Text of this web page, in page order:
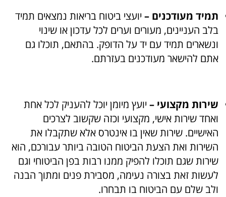
תמיד מעודכנים – יועצי ביטוח בריאות נמצאים תמיד
בלב העניינים, מעורים וערים לכל עדכון או שינוי
ונשארים תמיד עם יד על הדופק. בהתאם, תוכלו גם
אתם להישאר מעודכנים בעזרתם.
שירות מקצועי – יועץ מיומן יוכל להעניק לכל אחת
ואחד שירות אישי, מקצועי וכזה שקשוב לצרכים
האישיים. שירות שאין בו אינטרס אלא שתקבלו את
השירות ואת הצעת הביטוח הטובה ביותר עבורכם, הוא
שירות שגם תוכלו להפיק ממנו רבות בפן הביטוחי וגם
לעשות זאת בצורה נעימה, מסבירת פנים ומתוך הבנה
ולב שלם עם הביטוח בו תבחרו.